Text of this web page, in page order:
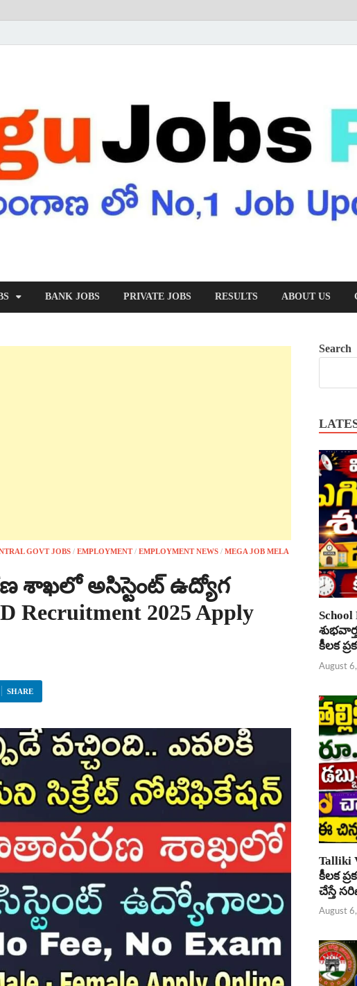
BANK JOBS PRIVATE JOBS RESULTS ABOUT US
GOVT JOBS / EMPLOYMENT/ EMPLOYMENT NEWS / MEGA JOB MELA
శాఖలో అసిస్టెంట్ ఉద్యోగ
2025 Apply
SHARE
Search
కీలక
August
Talliki
కీలక
చేస్తే
August